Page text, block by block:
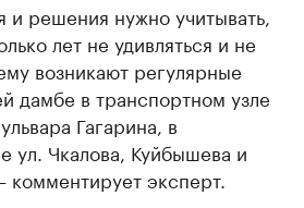
и решения нужно учитывать,
лет не удивляться и не
возникают регулярные
дамбе в транспортном узле
Гагарина, в
ул. Чкалова, Куйбышева и
эксперт.